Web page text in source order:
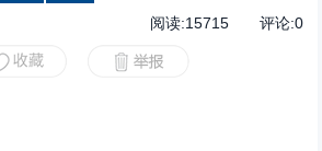
阅读:15715评论:0